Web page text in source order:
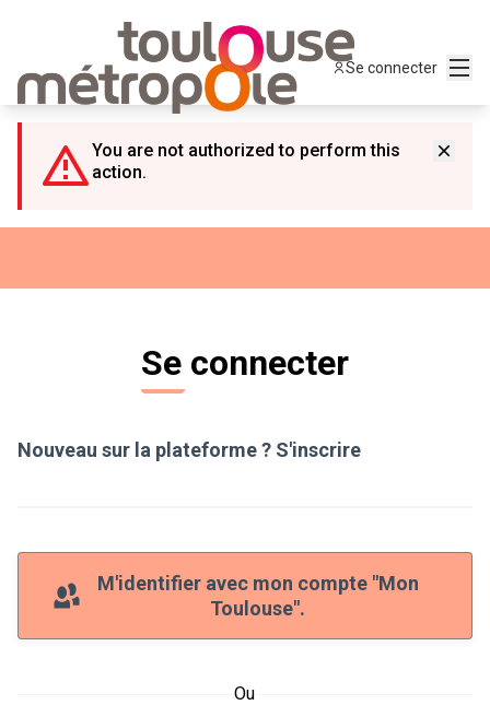
Se connecter
You are not authorized to perform this
action.
Se connecter
Nouveau sur la plateforme ? S'inscrire
M'identifier avec mon compte "Mon
Toulouse".
Ou